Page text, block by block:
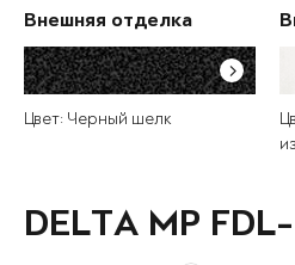
Внешняя отделка
Цвет: Черный шелк
DELTA MP